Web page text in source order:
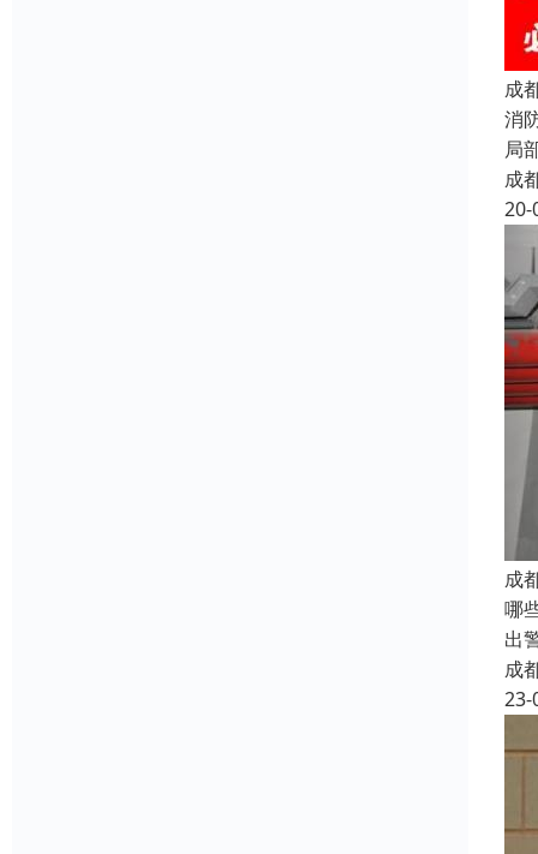
成
消
局
成
20-
成
哪
出
成
23-